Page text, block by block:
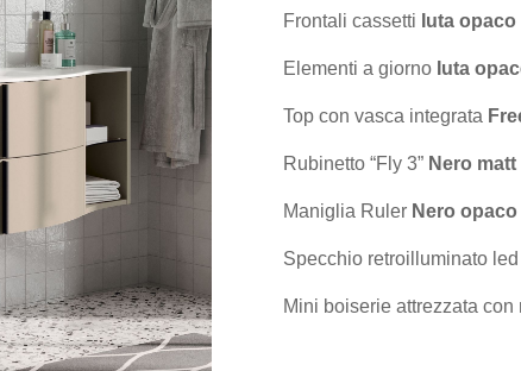
Frontali cassetti Iuta opaco
Elementi a giorno Iuta
Top con vasca integrata
Rubinetto “Fly 3” Nero matt
Maniglia Ruler Nero opaco
Specchio retroilluminato led
Mini boiserie attrezzata con